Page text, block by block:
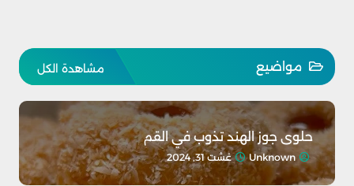
مشاهدة الكل مواضيع
حلوى جوز الهند تذوب في القم
Unknown غشت 31, 2024